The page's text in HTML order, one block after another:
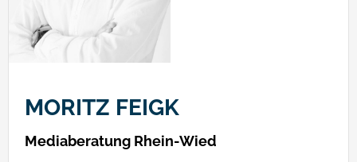
MORITZ FEIGK
Mediaberatung Rhein-Wied